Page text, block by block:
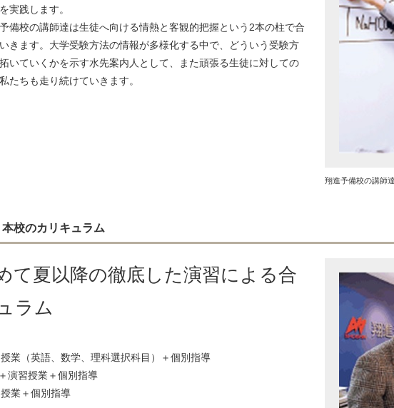
実践します。
備校の講師達は生徒へ向ける情熱と客観的把握という2本の柱で合
きます。大学受験方法の情報が多様化する中で、どういう受験方
いていくかを示す水先案内人として、また頑張る生徒に対しての
たちも走り続けていきます。
翔進予備校の講師
校のカリキュラム
て夏以降の徹底した演習による合
ラム
業（英語、数学、理科選択科目）＋個別指導
習授業＋個別指導
業＋個別指導